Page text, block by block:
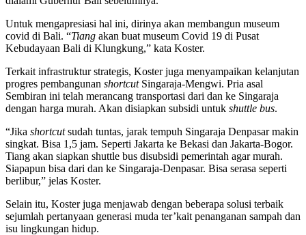
Untuk mengapresiasi hal ini, dirinya akan membangun museum
covid di Bali. “Tiang akan buat museum Covid 19 di Pusat
Kebudayaan Bali di Klungkung,” kata Koster.
Terkait infrastruktur strategis, Koster juga menyampaikan kelanjutan
progres pembangunan shortcutSingaraja-Mengwi. Pria asal
Sembiran ini telah merancang transportasi dari dan ke Singaraja
dengan harga murah. Akan disiapkan subsidi untuk shuttle bus.
“Jika shortcutsudah tuntas, jarak tempuh Singaraja Denpasar makin
singkat. Bisa 1,5 jam. Seperti Jakarta ke Bekasi dan Jakarta-Bogor.
Tiang akan siapkan shuttle bus disubsidi pemerintah agar murah.
Siapapun bisa dari dan ke Singaraja-Denpasar. Bisa serasa seperti
berlibur,” jelas Koster.
Selain itu, Koster juga menjawab dengan beberapa solusi terbaik
sejumlah pertanyaan generasi muda ter’kait penanganan sampah dan
isu lingkungan hidup.